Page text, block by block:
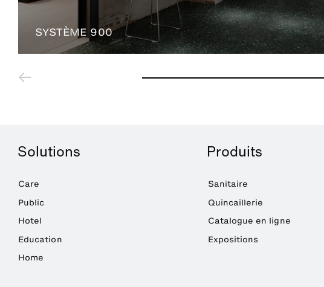
SYSTÈME 900
Solutions
Care
Public
Hotel
Education
Home
Produits
Sanitaire
Quincaillerie
Catalogue en ligne
Expositions